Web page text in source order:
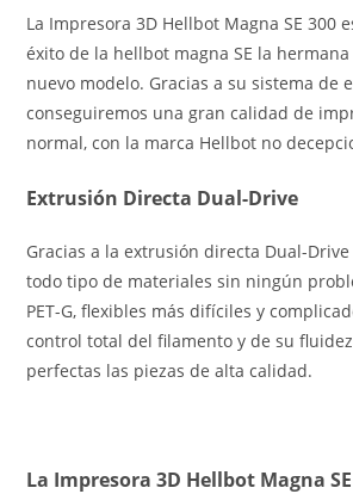
La Impresora 3D Hellbot Magna SE 300
éxito de la hellbot magna SE la
nuevo modelo. Gracias a su sistema de
conseguiremos una gran calidad de
normal, con la marca Hellbot no
Extrusión Directa Dual-Drive
Gracias a la extrusión directa Dual-
todo tipo de materiales sin ningún
PET-G, flexibles más difíciles y
control total del filamento y de su
perfectas las piezas de alta calidad.
La Impresora 3D Hellbot Magna